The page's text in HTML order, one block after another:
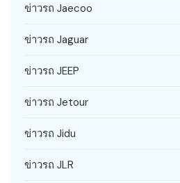
ข่าวรถ Jaecoo
ข่าวรถ Jaguar
ข่าวรถ JEEP
ข่าวรถ Jetour
ข่าวรถ Jidu
ข่าวรถ JLR